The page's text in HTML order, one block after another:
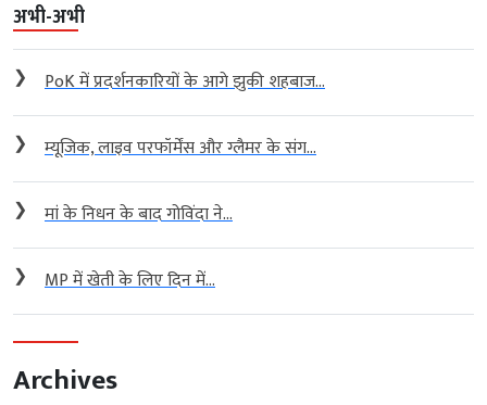
अभी-अभी
❯ PoK में प्रदर्शनकारियों के आगे झुकी शहबाज...
❯ म्यूजिक, लाइव परफॉर्मेंस और ग्लैमर के संग...
❯ मां के निधन के बाद गोविंदा ने...
❯ MP में खेती के लिए दिन में...
Archives